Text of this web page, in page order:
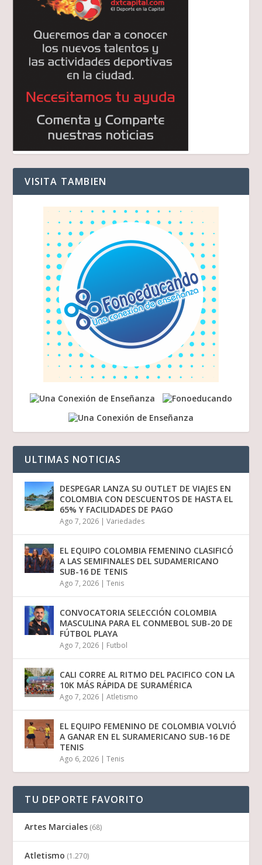
VISITA TAMBIEN
ULTIMAS NOTICIAS
DESPEGAR LANZA SU OUTLET DE VIAJES EN
COLOMBIA CON DESCUENTOS DE HASTA EL
65% Y FACILIDADES DE PAGO
Ago 7, 2026 |Variedades
EL EQUIPO COLOMBIA FEMENINO CLASIFICÓ
A LAS SEMIFINALES DEL SUDAMERICANO
SUB-16 DE TENIS
Ago 7, 2026 |Tenis
CONVOCATORIA SELECCIÓN COLOMBIA
MASCULINA PARA EL CONMEBOL SUB-20 DE
FÚTBOL PLAYA
Ago 7, 2026 | Futbol
CALI CORRE AL RITMO DEL PACIFICO CON LA
10K MÁS RÁPIDA DE SURAMÉRICA
Ago 7, 2026 |Atletismo
EL EQUIPO FEMENINO DE COLOMBIA VOLVIÓ
A GANAR EN EL SURAMERICANO SUB-16 DE
TENIS
Ago 6, 2026 |Tenis
TU DEPORTE FAVORITO
Artes Marciales (68)
Atletismo (1.270)